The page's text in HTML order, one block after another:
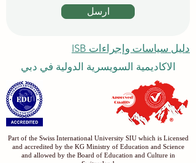
ارسل
دليل سياسات وإجراءات ISB
الاكاديمية السويسرية الدولية في دبي
Part of the Swiss International University SIU which is Licensed
and accredited by the KG Ministry of Education and Science
and allowed by the Board of Education and Culture in